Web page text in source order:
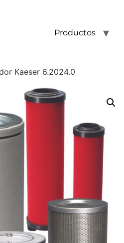
Productos
Kaeser 6.2024.0